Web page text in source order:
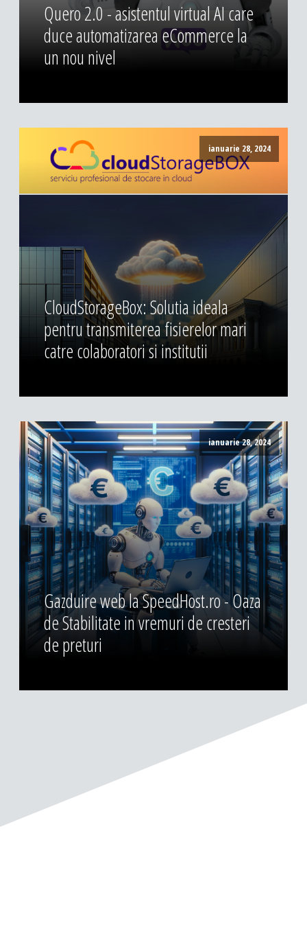
Quero 2.0 - asistentul virtual AI care
duce automatizarea eCommerce la
un nou nivel
ianuarie 28, 2024
CloudStorageBox: Solutia ideala
pentru transmiterea fisierelor mari
catre colaboratori si institutii
ianuarie 28, 2024
Gazduire web la SpeedHost.ro - Oaza
de Stabilitate in vremuri de cresteri
de preturi